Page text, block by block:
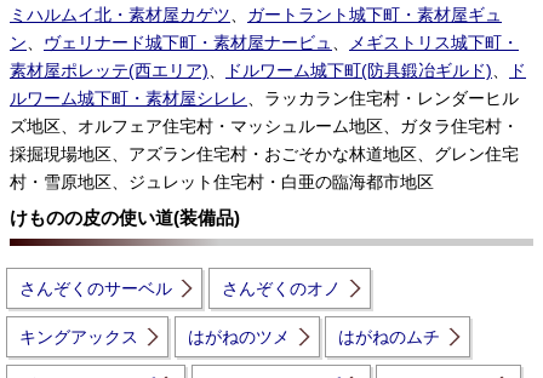
ミハルムイ北・素材屋カゲツ
ガートラント城下町・素材屋ギュ
ン
ヴェリナード城下町・素材屋ナービュ
メギストリス城下町・
素材屋ポレッテ(西エリア)
ドルワーム城下町(防具鍛冶ギルド)
ド
ルワーム城下町・素材屋シレレ 、ラッカラン住宅村・レンダーヒル
ズ地区、オルフェア住宅村・マッシュルーム地区、ガタラ住宅村・
採掘現場地区、アズラン住宅村・おごそかな林道地区、グレン住宅
村・雪原地区、ジュレット住宅村・白亜の臨海都市地区
けものの皮の使い道(装備品)
さんぞくのサーベル さんぞくのオノ
キングアックス はがねのツメ はがねのムチ